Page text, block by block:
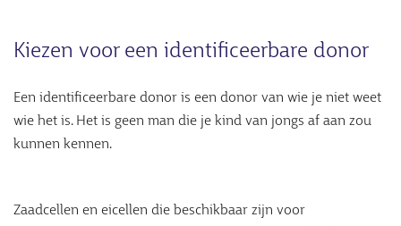
Kiezen voor een identificeerbare donor
Een identificeerbare donor is een donor van wie je niet weet
wie het is. Het is geen man die je kind van jongs af aan zou
kunnen kennen.
Zaadcellen en eicellen die beschikbaar zijn voor